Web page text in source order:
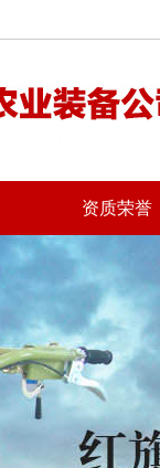
资质荣誉